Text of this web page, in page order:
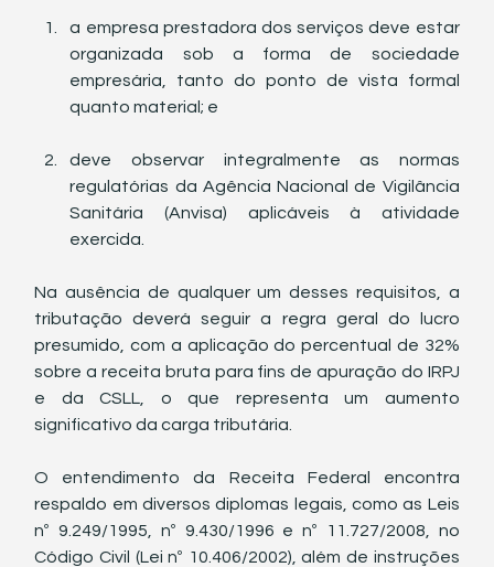
a empresa prestadora dos serviços deve estar
organizada sob a forma de sociedade
empresária, tanto do ponto de vista formal
quanto material; e
deve observar integralmente as normas
regulatórias da Agência Nacional de Vigilância
Sanitária (Anvisa) aplicáveis à atividade
exercida.
Na ausência de qualquer um desses requisitos, a
tributação deverá seguir a regra geral do lucro
presumido, com a aplicação do percentual de 32%
sobre a receita bruta para fins de apuração do IRPJ
e da CSLL, o que representa um aumento
significativo da carga tributária.
O entendimento da Receita Federal encontra
respaldo em diversos diplomas legais, como as Leis
nº 9.249/1995, nº 9.430/1996 e nº 11.727/2008, no
Código Civil (Lei nº 10.406/2002), além de instruções